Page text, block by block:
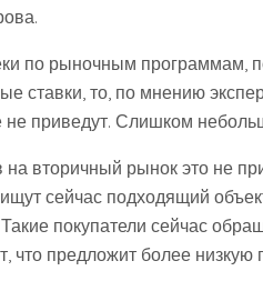
по рыночным
ставки, то, по мнению
не приведут. Слишком
вторичный рынок это не
сейчас подходящий
покупатели сейчас
что предложит более